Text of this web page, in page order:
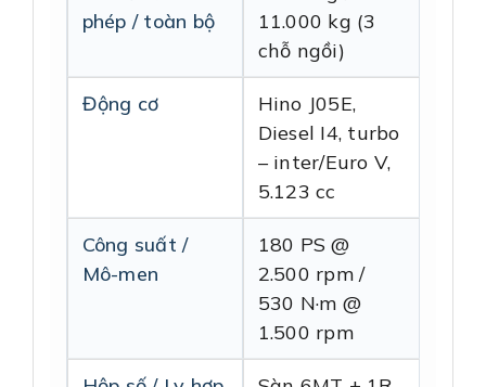
phép / toàn bộ
11.000 kg (3
chỗ ngồi)
Động cơ
Hino J05E,
Diesel I4, turbo
– inter/Euro V,
5.123 cc
Công suất /
Mô-men
180 PS @
2.500 rpm /
530 N·m @
1.500 rpm